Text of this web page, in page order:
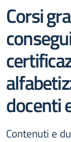
Corsi
docenti
Contenuti e